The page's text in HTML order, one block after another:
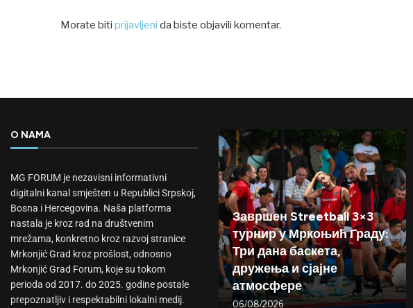
Morate biti prijavljeni da biste objavili komentar.
O NAMA
MG FORUM je nezavisni informativni
digitalni kanal smješten u Republici Srpskoj,
Bosna i Hercegovina. Naša platforma
nastala je kroz rad na društvenim
mrežama, konkretno kroz razvoj stranice
Mrkonjić Grad kroz prošlost, odnosno
Mrkonjić Grad Forum, koje su tokom
perioda od 2017. do 2025. godine postale
prepoznatljiv i respektabilni lokalni medij.
Завршен Streetball 3×3
турнир у Мркоњић Граду:
Три дана баскета,
дружења и сјајне
атмосфере
06/08/2026